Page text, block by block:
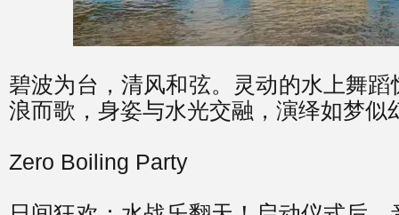
碧波为台，清风和弦。灵动的水上舞
浪而歌，身姿与水光交融，演绎如梦似
Zero Boiling Party